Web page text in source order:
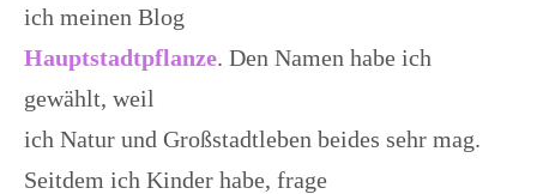
ich meinen Blog
Hauptstadtpflanze. Den Namen habe ich
gewählt, weil
ich Natur und Großstadtleben beides sehr mag.
Seitdem ich Kinder habe, frage